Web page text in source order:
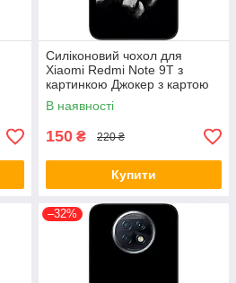
Силіконовий чохол для
Xiaomi Redmi Note 9T з
картинкою Джокер з картою
В наявності
150 ₴ 220 ₴
Купити
–32%